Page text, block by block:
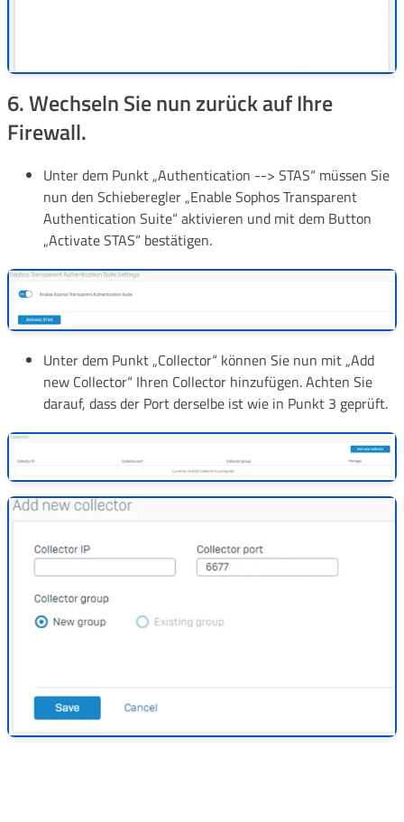
6. Wechseln Sie nun zurück auf Ihre
Firewall.
Unter dem Punkt „Authentication --> STAS“ müssen Sie
nun den Schieberegler „Enable Sophos Transparent
Authentication Suite“ aktivieren und mit dem Button
„Activate STAS“ bestätigen.
Unter dem Punkt „Collector“ können Sie nun mit „Add
new Collector“ Ihren Collector hinzufügen. Achten Sie
darauf, dass der Port derselbe ist wie in Punkt 3 geprüft.